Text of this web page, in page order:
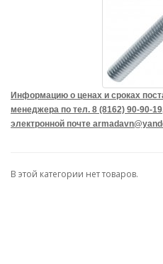
Информацию о ценах и сроках
менеджера по тел. 8 (8162) 90-90-
электронной почте
В этой категории нет товаров.